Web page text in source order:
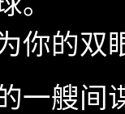
你的双
一艘间